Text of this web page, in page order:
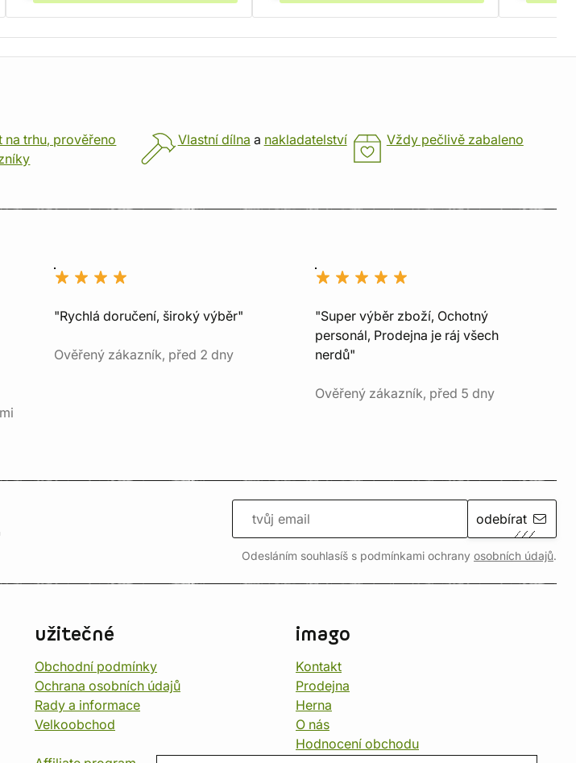
na trhu, prověřeno
Vlastní dílna a nakladatelství Vždy pečlivě zabaleno
"Rychlá doručení, široký výběr"
Ověřený zákazník, před 2 dny
"Super výběr zboží, Ochotný
personál, Prodejna je ráj všech
nerdů"
Ověřený zákazník, před 5 dny
odebírat
Odesláním souhlasíš s podmínkami ochrany osobních údajů.
užitečné
Obchodní podmínky
Ochrana osobních údajů
Rady a informace
Velkoobchod
imago
Kontakt
Prodejna
Herna
O nás
Hodnocení obchodu